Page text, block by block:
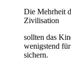
Die Mehrheit
Zivilisation
sollten das
wenigstend
sichern.